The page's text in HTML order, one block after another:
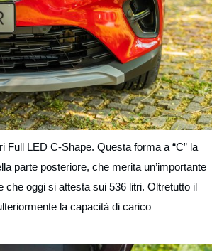
LED C-Shape. Questa forma a “C” la
parte posteriore, che merita un’importante
che oggi si attesta sui 536 litri. Oltretutto il
la capacità di carico